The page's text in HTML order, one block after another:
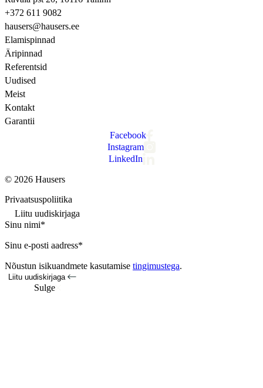
+372 611 9082
hausers@hausers.ee
Elamispinnad
Äripinnad
Referentsid
Uudised
Meist
Kontakt
Garantii
Facebook
Instagram
LinkedIn
© 2026 Hausers
Privaatsuspoliitika
Liitu uudiskirjaga
Sinu nimi*
Sinu e-posti aadress*
Nõustun isikuandmete kasutamise tingimustega.
Liitu uudiskirjaga
Sulge